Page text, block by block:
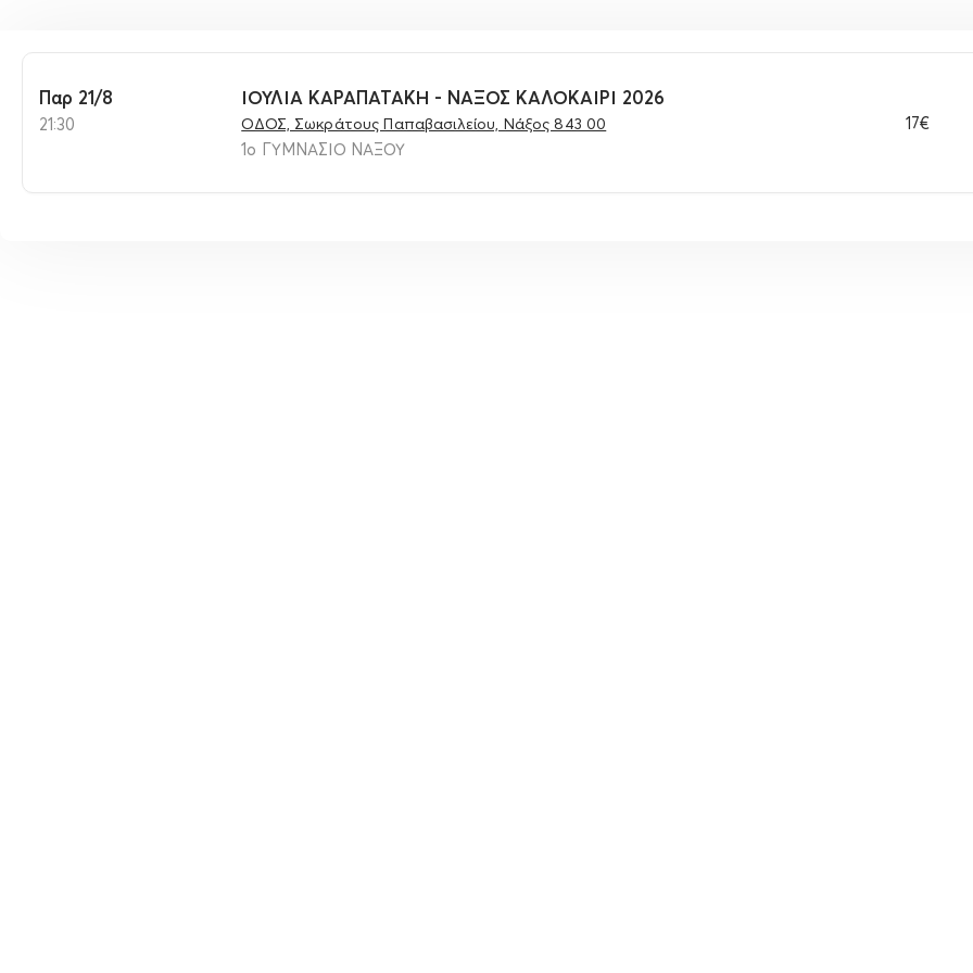
Παρ 21/8
21:30
ΙΟΥΛΙΑ ΚΑΡΑΠΑΤΑΚΗ - ΝΑΞΟΣ ΚΑΛΟΚΑΙΡΙ 2026
ΟΔΟΣ, Σωκράτους Παπαβασιλείου, Νάξος 843 00
1ο ΓΥΜΝΑΣΙΟ ΝΑΞΟΥ
17€